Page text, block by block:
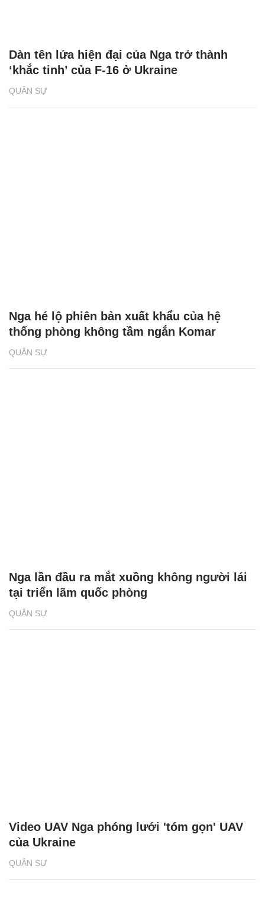
QUÂN SỰ
Dàn tên lửa hiện đại của Nga trở thành
‘khắc tinh’ của F-16 ở Ukraine
QUÂN SỰ
Nga hé lộ phiên bản xuất khẩu của hệ
thống phòng không tầm ngắn Komar
QUÂN SỰ
Nga lần đầu ra mắt xuồng không người lái
tại triển lãm quốc phòng
QUÂN SỰ
Video UAV Nga phóng lưới 'tóm gọn' UAV
của Ukraine